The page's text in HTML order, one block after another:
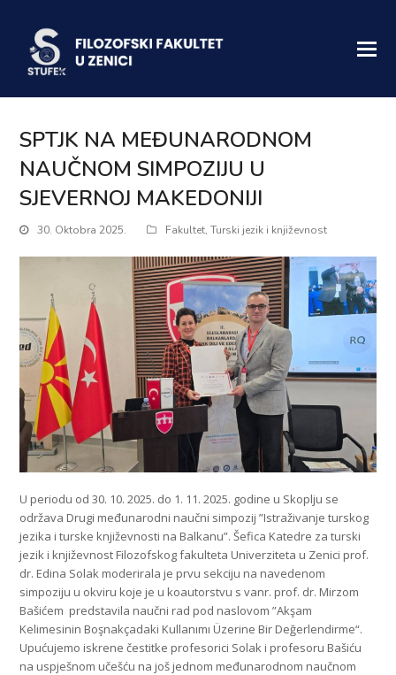
SPTJK NA MEĐUNARODNOM
NAUČNOM SIMPOZIJU U
SJEVERNOJ MAKEDONIJI
30. Oktobra 2025. Fakultet,Turski jezik i književnost
U periodu od 30. 10. 2025. do 1. 11. 2025. godine u Skoplju se
održava Drugi međunarodni naučni simpozij ”Istraživanje turskog
jezika i turske književnosti na Balkanu”. Šefica Katedre za turski
jezik i književnost Filozofskog fakulteta Univerziteta u Zenici prof.
dr. Edina Solak moderirala je prvu sekciju na navedenom
simpoziju u okviru koje je u koautorstvu s vanr. prof. dr. Mirzom
Bašićem predstavila naučni rad pod naslovom ”Akşam
Kelimesinin Boşnakçadaki Kullanımı Üzerine Bir Değerlendirme“.
Upućujemo iskrene čestitke profesorici Solak i profesoru Bašiću
na uspješnom učešću na još jednom međunarodnom naučnom